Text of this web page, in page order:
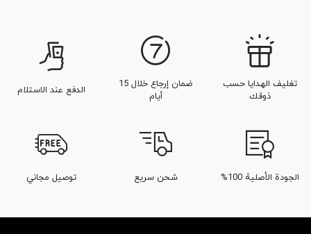
تغليف الهدايا حسب
ذوقك
ضمان إرجاع خلال 15
أيام
الدفع عند الاستلام
الجودة الأصلية 100% شحن سريع توصيل مجاني